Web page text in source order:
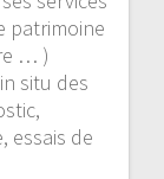
patrimoine
… )
situ des
essais de